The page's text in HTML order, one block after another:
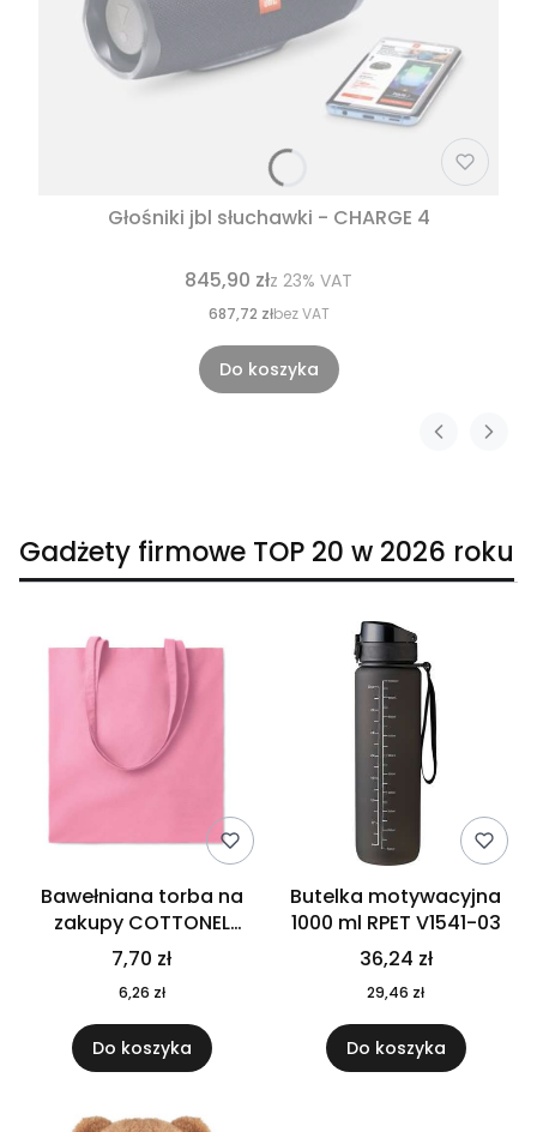
Głośniki jbl słuchawki - CHARGE 4
845,90 złz 23% VAT
687,72 złbez VAT
Do koszyka
Gadżety firmowe TOP 20 w 2026 roku
Bawełniana torba na
zakupy COTTONEL
COLOUR++ MO9846-11
7,70 zł
6,26 zł
Do koszyka
Butelka motywacyjna
1000 ml RPET V1541-03
36,24 zł
29,46 zł
Do koszyka